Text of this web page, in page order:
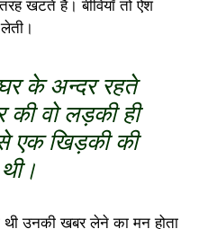
के अन्दर रहते
की वो लड़की ही
एक खिड़की की
थी उनकी खबर लेने का मन होता